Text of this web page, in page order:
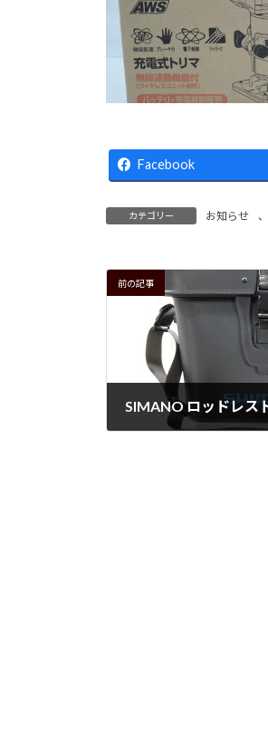
Facebook
カテゴリー お知らせ 、
前の記事